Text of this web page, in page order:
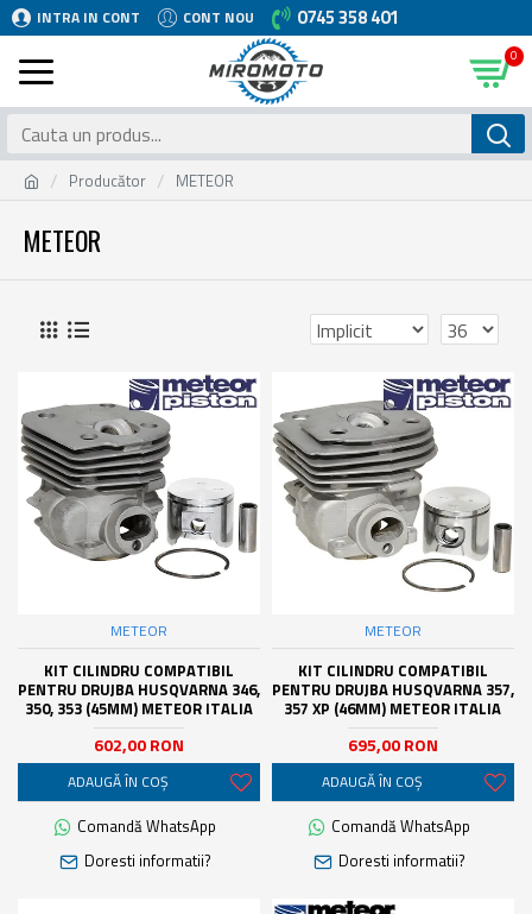
INTRA IN CONT CONT NOU 0745 358 401
0
Producător METEOR
METEOR
METEOR
KIT CILINDRU COMPATIBIL
PENTRU DRUJBA HUSQVARNA 346,
350, 353 (45MM) METEOR ITALIA
602,00 RON
ADAUGĂ ÎN COŞ
Comandă WhatsApp
Doresti informatii?
METEOR
KIT CILINDRU COMPATIBIL
PENTRU DRUJBA HUSQVARNA 357,
357 XP (46MM) METEOR ITALIA
695,00 RON
ADAUGĂ ÎN COŞ
Comandă WhatsApp
Doresti informatii?